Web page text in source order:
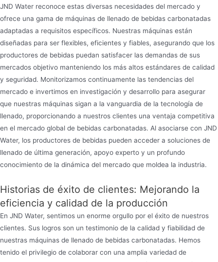
JND Water reconoce estas diversas necesidades del mercado y
ofrece una gama de máquinas de llenado de bebidas carbonatadas
adaptadas a requisitos específicos. Nuestras máquinas están
diseñadas para ser flexibles, eficientes y fiables, asegurando que los
productores de bebidas puedan satisfacer las demandas de sus
mercados objetivo manteniendo los más altos estándares de calidad
y seguridad. Monitorizamos continuamente las tendencias del
mercado e invertimos en investigación y desarrollo para asegurar
que nuestras máquinas sigan a la vanguardia de la tecnología de
llenado, proporcionando a nuestros clientes una ventaja competitiva
en el mercado global de bebidas carbonatadas. Al asociarse con JND
Water, los productores de bebidas pueden acceder a soluciones de
llenado de última generación, apoyo experto y un profundo
conocimiento de la dinámica del mercado que moldea la industria.
Historias de éxito de clientes: Mejorando la
eficiencia y calidad de la producción
En JND Water, sentimos un enorme orgullo por el éxito de nuestros
clientes. Sus logros son un testimonio de la calidad y fiabilidad de
nuestras máquinas de llenado de bebidas carbonatadas. Hemos
tenido el privilegio de colaborar con una amplia variedad de